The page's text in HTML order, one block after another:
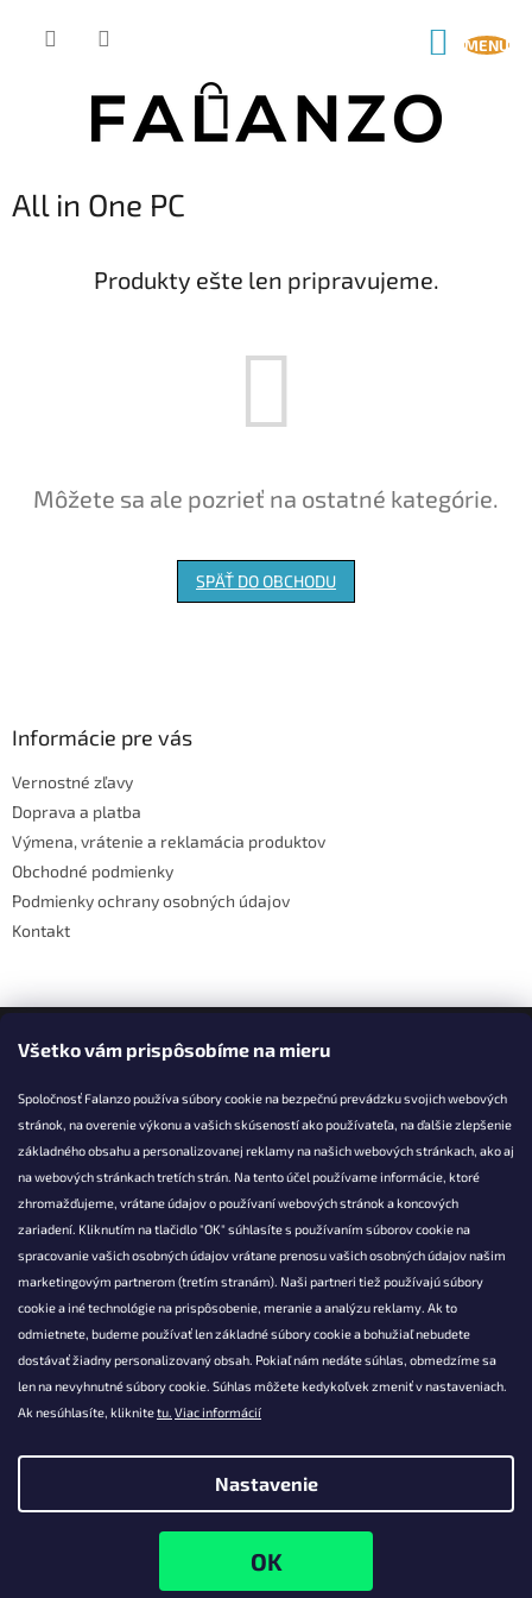
Všetko vám prispôsobíme na mieru
Spoločnosť Falanzo používa súbory cookie na bezpečnú prevádzku svojich webových
stránok, na overenie výkonu a vašich skúseností ako používateľa, na ďalšie zlepšenie
základného obsahu a personalizovanej reklamy na našich webových stránkach, ako aj
na webových stránkach tretích strán. Na tento účel používame informácie, ktoré
zhromažďujeme, vrátane údajov o používaní webových stránok a koncových
zariadení. Kliknutím na tlačidlo "OK" súhlasíte s používaním súborov cookie na
spracovanie vašich osobných údajov vrátane prenosu vašich osobných údajov našim
marketingovým partnerom (tretím stranám). Naši partneri tiež používajú súbory
cookie a iné technológie na prispôsobenie, meranie a analýzu reklamy. Ak to
odmietnete, budeme používať len základné súbory cookie a bohužiaľ nebudete
dostávať žiadny personalizovaný obsah. Pokiaľ nám nedáte súhlas, obmedzíme sa
len na nevyhnutné súbory cookie. Súhlas môžete kedykoľvek zmeniť v nastaveniach.
Ak nesúhlasíte, kliknitetu. Viac informácií
Nastavenie
All in One PC
Produkty ešte len pripravujeme.
Môžete sa ale pozrieť na ostatné kategórie.
SPÄŤ DO OBCHODU
Informácie pre vás
Vernostné zľavy
Doprava a platba
Výmena, vrátenie a reklamácia produktov
Obchodné podmienky
Podmienky ochrany osobných údajov
Kontakt
Facebook
KONTAKT
info@falanzo.sk
Falanzo.sk
FalanzoSK
Falanzo.sk. Všetky práva vyhradené.